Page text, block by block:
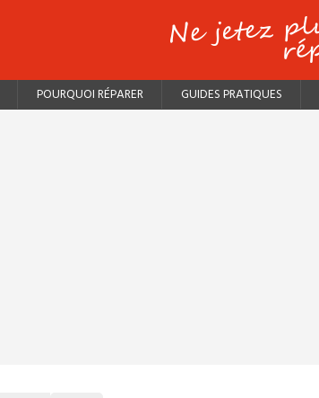
POURQUOI RÉPARER GUIDES PRATIQUES